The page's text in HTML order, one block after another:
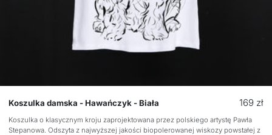
Koszulka damska - Hawańczyk - Biała
Cena
169 zł
Koszulka o klasycznym kroju zaprojektowana przez polskiego artystę Pawła
Stepanowa. Odszyta z najwyższej jakości biopolerowanej wiskozy powstałej z